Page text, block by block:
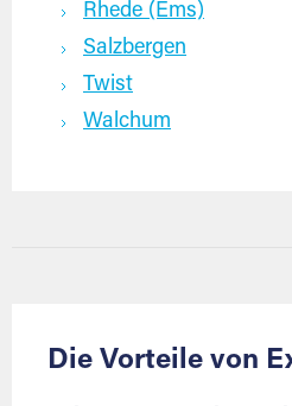
Rhede (Ems)
Salzbergen
Twist
Walchum
Die Vorteile von